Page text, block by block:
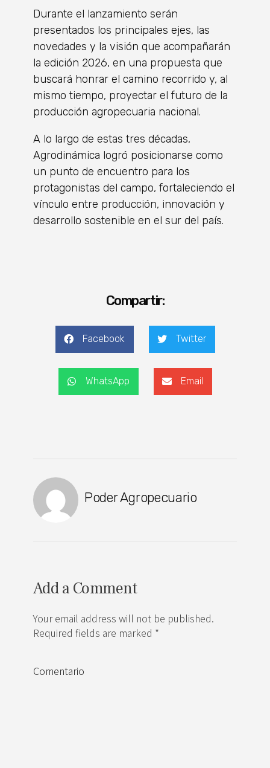
Durante el lanzamiento serán
presentados los principales ejes, las
novedades y la visión que acompañarán
la edición 2026, en una propuesta que
buscará honrar el camino recorrido y, al
mismo tiempo, proyectar el futuro de la
producción agropecuaria nacional.
A lo largo de estas tres décadas,
Agrodinámica logró posicionarse como
un punto de encuentro para los
protagonistas del campo, fortaleciendo el
vínculo entre producción, innovación y
desarrollo sostenible en el sur del país.
Compartir:
Facebook Twitter
WhatsApp Email
Poder Agropecuario
Add a Comment
Your email address will not be published.
Required fields are marked *
Comentario